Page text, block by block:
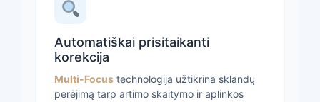
Automatiškai prisitaikanti
korekcija
Multi-Focus technologija užtikrina sklandų
perėjimą tarp artimo skaitymo ir aplinkos